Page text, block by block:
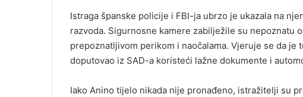
Istraga španske policije i FBI-ja ubrzo je ukazala na
razvoda. Sigurnosne kamere zabilježile su nepoznatu
prepoznatljivom perikom i naočalama. Vjeruje se da je
doputovao iz SAD-a koristeći lažne dokumente i
Iako Anino tijelo nikada nije pronađeno, istražitelji su